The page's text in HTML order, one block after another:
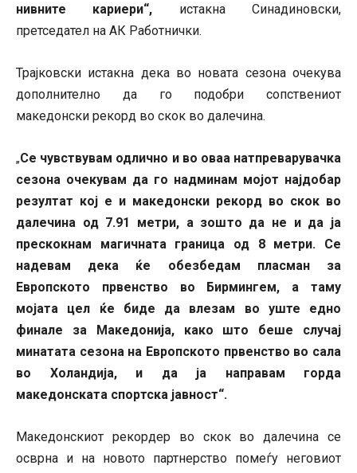
нивните кариери“, истакна Синадиновски,
претседател на АК Работнички.
Трајковски истакна дека во новата сезона очекува
дополнително да го подобри сопствениот
македонски рекорд во скок во далечина.
„Се чувствувам одлично и во оваа натпреварувачка
сезона очекувам да го надминам мојот најдобар
резултат кој е и македонски рекорд во скок во
далечина од 7.91 метри, а зошто да не и да ја
прескокнам магичната граница од 8 метри. Се
надевам дека ќе обезбедам пласман за
Европското првенство во Бирмингем, а таму
мојата цел ќе биде да влезам во уште едно
финале за Македонија, како што беше случај
минатата сезона на Европското првенство во сала
во Холандија, и да ја направам горда
македонската спортска јавност“.
Македонскиот рекордер во скок во далечина се
осврна и на новото партнерство помеѓу неговиот